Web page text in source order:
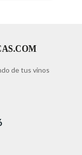
de tus vinos